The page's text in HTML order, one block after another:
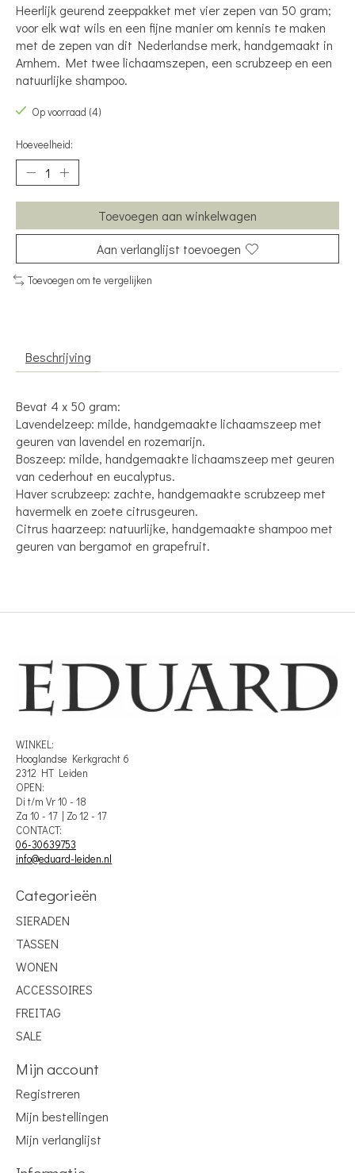
Heerlijk geurend zeeppakket met vier zepen van 50 gram;
voor elk wat wils en een fijne manier om kennis te maken
met de zepen van dit Nederlandse merk, handgemaakt in
Arnhem. Met twee lichaamszepen, een scrubzeep en een
natuurlijke shampoo.
Op voorraad (4)
Hoeveelheid:
Toevoegen aan winkelwagen
Aan verlanglijst toevoegen
Toevoegen om te vergelijken
Beschrijving
Bevat 4 x 50 gram:
Lavendelzeep: milde, handgemaakte lichaamszeep met
geuren van lavendel en rozemarijn.
Boszeep: milde, handgemaakte lichaamszeep met geuren
van cederhout en eucalyptus.
Haver scrubzeep: zachte, handgemaakte scrubzeep met
havermelk en zoete citrusgeuren.
Citrus haarzeep: natuurlijke, handgemaakte shampoo met
geuren van bergamot en grapefruit.
WINKEL:
Hooglandse Kerkgracht 6
2312 HT Leiden
OPEN:
Di t/m Vr 10 - 18
Za 10 - 17 | Zo 12 - 17
CONTACT:
06-30639753
info@eduard-leiden.nl
Categorieën
SIERADEN
TASSEN
WONEN
ACCESSOIRES
FREITAG
SALE
Mijn account
Registreren
Mijn bestellingen
Mijn verlanglijst